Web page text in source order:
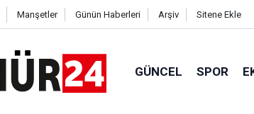
Manşetler Günün Haberleri Arşiv Sitene Ekle
GÜNCEL SPOR